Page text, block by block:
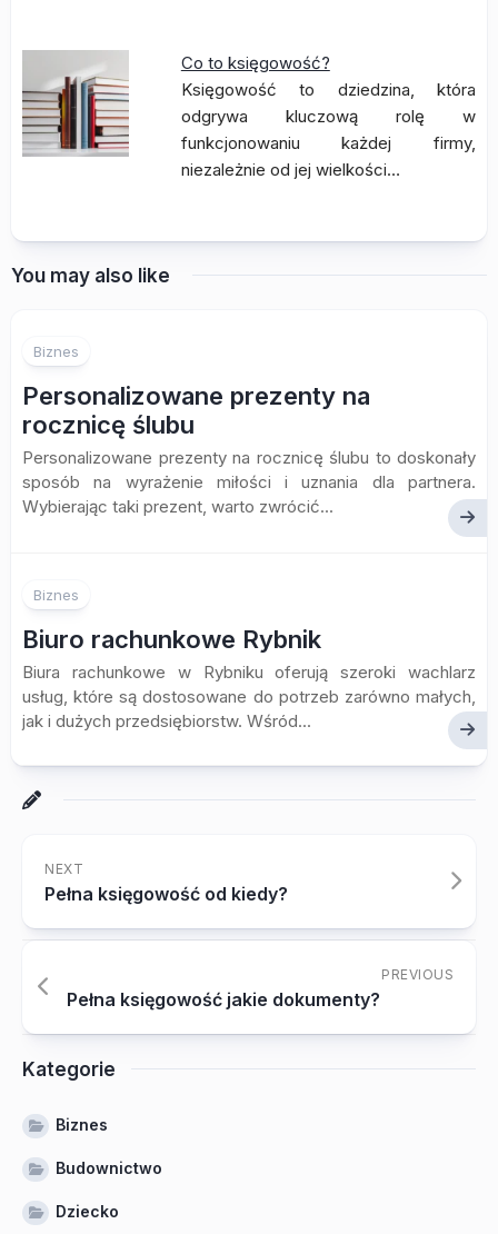
Co to księgowość?
Księgowość to dziedzina, która
odgrywa kluczową rolę w
funkcjonowaniu każdej firmy,
niezależnie od jej wielkości…
You may also like
Biznes
Personalizowane prezenty na
rocznicę ślubu
Personalizowane prezenty na rocznicę ślubu to doskonały
sposób na wyrażenie miłości i uznania dla partnera.
Wybierając taki prezent, warto zwrócić...
Biznes
Biuro rachunkowe Rybnik
Biura rachunkowe w Rybniku oferują szeroki wachlarz
usług, które są dostosowane do potrzeb zarówno małych,
jak i dużych przedsiębiorstw. Wśród...
NEXT
Pełna księgowość od kiedy?
PREVIOUS
Pełna księgowość jakie dokumenty?
Kategorie
Biznes
Budownictwo
Dziecko